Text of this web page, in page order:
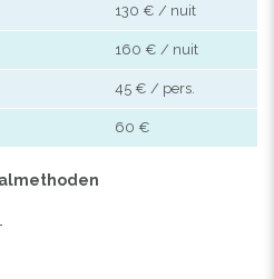
130 € / nuit
160 € / nuit
45 € / pers.
60 €